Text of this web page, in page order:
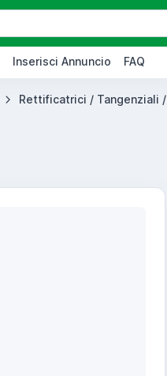
Inserisci Annuncio FAQ
Rettificatrici / Tangenziali /